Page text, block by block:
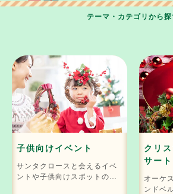
テーマ・カテゴリから
子供向けイベント
サンタクロースと会えるイベ
ントや子供向けスポットのク
クリ
サート
オーケ
ンドベ